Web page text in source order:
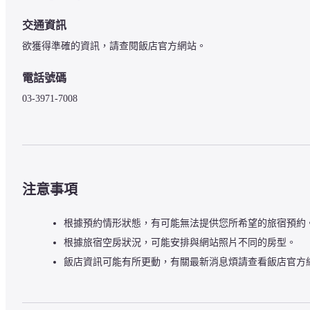
交通資訊
欲獲得準確的資訊，請查閱飯店官方網站。
電話號碼
03-3971-7008
注意事項
根據預約情形狀態，有可能無法提供您所希望的旅宿預約
根據旅宿空房狀況，可能安排與網站照片不同的房型。
飯店資訊可能有所更動，有關最新消息煩請查看飯店官方